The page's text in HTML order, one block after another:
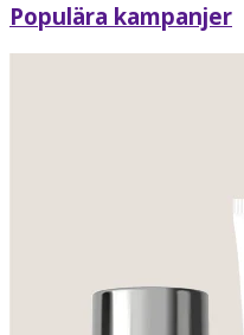
Populära kampanjer